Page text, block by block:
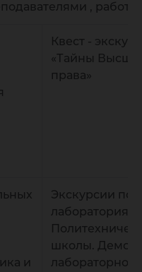
,
Квест -
«Тайны
права»
и
Экскурсии по
лабораториям
школы.
лабораторного